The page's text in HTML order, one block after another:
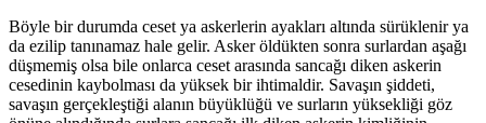
Böyle bir durumda ceset ya askerlerin ayakları altında sürüklenir ya
da ezilip tanınamaz hale gelir. Asker öldükten sonra surlardan aşağı
düşmemiş olsa bile onlarca ceset arasında sancağı diken askerin
cesedinin kaybolması da yüksek bir ihtimaldir. Savaşın şiddeti,
savaşın gerçekleştiği alanın büyüklüğü ve surların yüksekliği göz